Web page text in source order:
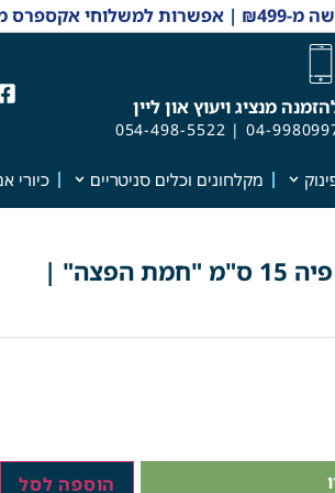
04-9980997
מנציג ויעוץ און ליין
04-
|
054-498-5522
מקלחונים וכלים סניטריים כיורי
ברז אינטרפוץ לכיור מקלחת מהקיר פיה 15 ס"מ "חמת הפצה" |
הוספה לסל